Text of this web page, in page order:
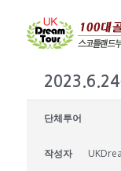
단체투어
작성자